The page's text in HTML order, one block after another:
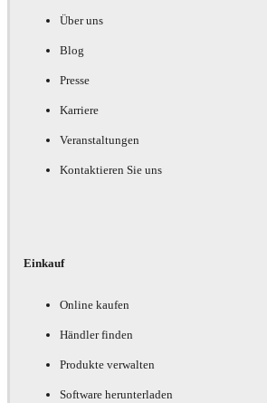
Über uns
Blog
Presse
Karriere
Veranstaltungen
Kontaktieren Sie uns
Einkauf
Online kaufen
Händler finden
Produkte verwalten
Software herunterladen